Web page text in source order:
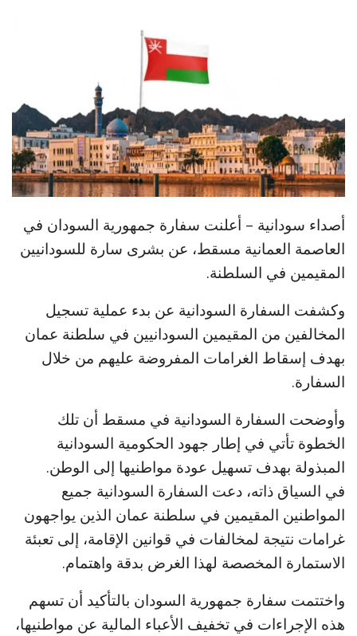
أصداء سودانية – أعلنت سفارة جمهورية السودان في
العاصمة العمانية مسقط، عن بشرى سارة للسودانيين
المقيمين في السلطنة.
وكشفت السفارة السودانية عن بدء عملية تسجيل
المخالفين من المقيمين السودانيين في سلطنة عمان
بهدف إسقاط الغرامات المفروضة عليهم من خلال
السفارة.
وأوضحت السفارة السودانية في مسقط أن تلك
الخطوة تأتي في إطار جهود الحكومية السودانية
المبذولة بهدف تسهيل عودة مواطنيها إلى الوطن.
في السياق ذاته، دعت السفارة السودانية جميع
المواطنين المقيمين في سلطنة عمان الذين يواجهون
غرامات نتيجة لمخالفات في قوانين الإقامة، إلى تعبئة
الاستمارة المخصصة لهذا الغرض بدقة واهتمام.
واختتمت سفارة جمهورية السودان بالتأكيد أن تسهم
هذه الإجراءات في تخفيف الأعباء المالية عن مواطنيها،